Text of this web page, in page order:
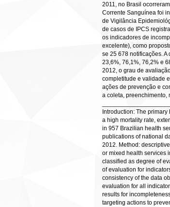
2011, no Brasil
Corrente Sanguínea foi
de Vigilância
de casos de IPCS
os indicadores de
excelente), como
se 25 678 notificações.
23,6%, 76,1%, 76,2% e
2012, o grau de
completitude e validade
ações de prevenção e
a coleta, preenchimento,
Introduction: The
a high mortality rate,
in 957 Brazilian health
publications of national
2012. Method:
or mixed health services
classified as degree of
of evaluation for
consistency of the data
evaluation for all
results for
targeting actions to